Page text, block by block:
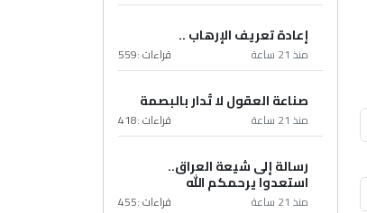
إعادة تعريف الإرهاب ..
منذ 21 ساعة قراءات :559
صناعة العقول لا تُدار بالبصمة
منذ 21 ساعة قراءات :418
رسالة إلى شيعة العراق..
استعدوا يرحمكم الله
منذ 21 ساعة قراءات :455